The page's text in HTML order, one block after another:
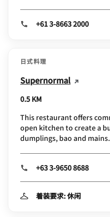
+61 3-8663 2000
日式料理
Supernormal
0.5 KM
This restaurant offers
open kitchen to create a
dumplings, bao and mains.
+63 3-9650 8688
着装要求: 休闲